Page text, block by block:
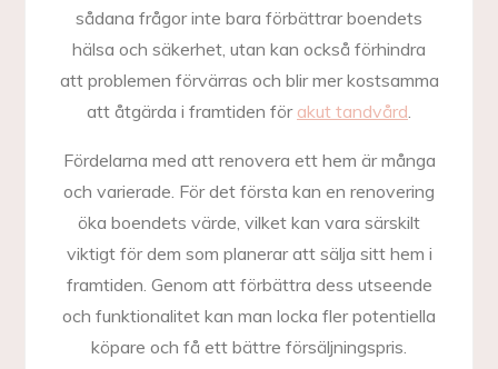
sådana frågor inte bara förbättrar boendets
hälsa och säkerhet, utan kan också förhindra
att problemen förvärras och blir mer kostsamma
att åtgärda i framtiden för akut tandvård.
Fördelarna med att renovera ett hem är många
och varierade. För det första kan en renovering
öka boendets värde, vilket kan vara särskilt
viktigt för dem som planerar att sälja sitt hem i
framtiden. Genom att förbättra dess utseende
och funktionalitet kan man locka fler potentiella
köpare och få ett bättre försäljningspris.